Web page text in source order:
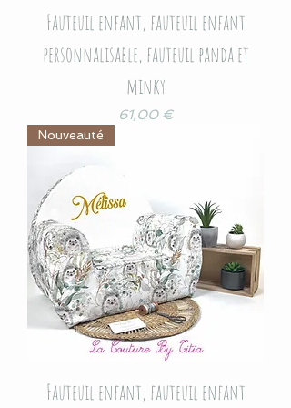
Fauteuil enfant, fauteuil enfant
personnalisable, fauteuil panda et
minky
Prix
61,00 €
Nouveauté
Fauteuil enfant, fauteuil enfant